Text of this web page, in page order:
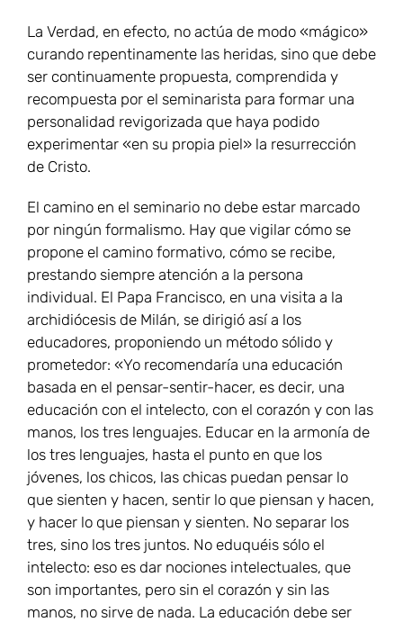
La Verdad, en efecto, no actúa de modo «mágico»
curando repentinamente las heridas, sino que debe
ser continuamente propuesta, comprendida y
recompuesta por el seminarista para formar una
personalidad revigorizada que haya podido
experimentar «en su propia piel» la resurrección
de Cristo.
El camino en el seminario no debe estar marcado
por ningún formalismo. Hay que vigilar cómo se
propone el camino formativo, cómo se recibe,
prestando siempre atención a la persona
individual. El Papa Francisco, en una visita a la
archidiócesis de Milán, se dirigió así a los
educadores, proponiendo un método sólido y
prometedor: «Yo recomendaría una educación
basada en el pensar-sentir-hacer, es decir, una
educación con el intelecto, con el corazón y con las
manos, los tres lenguajes. Educar en la armonía de
los tres lenguajes, hasta el punto en que los
jóvenes, los chicos, las chicas puedan pensar lo
que sienten y hacen, sentir lo que piensan y hacen,
y hacer lo que piensan y sienten. No separar los
tres, sino los tres juntos. No eduquéis sólo el
intelecto: eso es dar nociones intelectuales, que
son importantes, pero sin el corazón y sin las
manos, no sirve de nada. La educación debe ser